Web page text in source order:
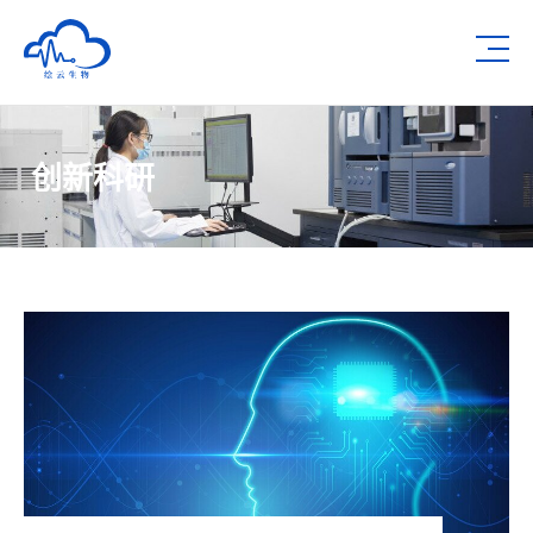
深圳市绘云生物科技有限公司
创新科研